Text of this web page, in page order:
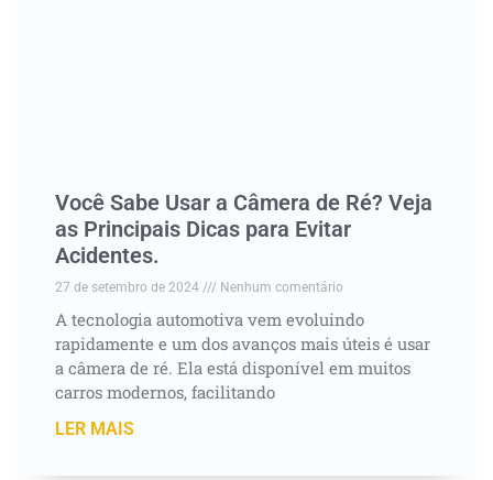
Você Sabe Usar a Câmera de Ré? Veja
as Principais Dicas para Evitar
Acidentes.
27 de setembro de 2024 Nenhum comentário
A tecnologia automotiva vem evoluindo
rapidamente e um dos avanços mais úteis é usar
a câmera de ré. Ela está disponível em muitos
carros modernos, facilitando
LER MAIS